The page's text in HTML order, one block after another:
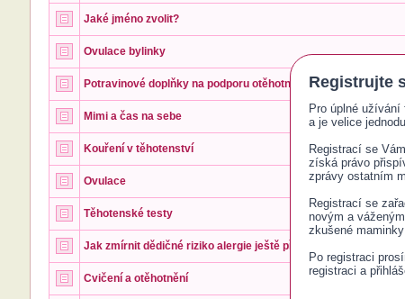
Registrujte
Pro úplné užívání
a je velice
Registrací se
získá právo
zprávy ostatním
Registrací se
novým a
zkušené
Po registraci
registraci a
Jaké jméno zvolit?
Ovulace bylinky
Potravinové doplňky na podporu otěhotnění
Mimi a čas na sebe
Kouření v těhotenství
Ovulace
Těhotenské testy
Jak zmírnit dědičné riziko alergie ještě před otěhotněním
Cvičení a otěhotnění